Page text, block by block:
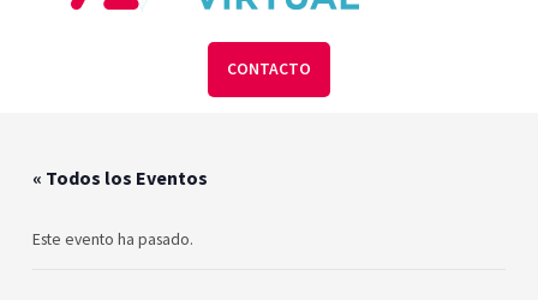
CONTACTO
« Todos los Eventos
Este evento ha pasado.